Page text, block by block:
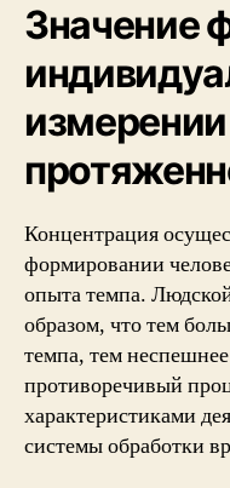
Значение
измерении
Концентрация
формировании
опыта темпа.
образом, что тем
темпа, тем
противоречивый
характеристиками
системы обработки